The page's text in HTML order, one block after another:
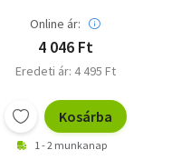
Online ár:
4 046 Ft
Eredeti ár: 4 495 Ft
Kosárba
1 - 2 munkanap